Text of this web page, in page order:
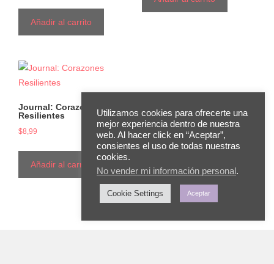
Añadir al carrito
Journal: Corazones
Resilientes
$8,99
Añadir al carrito
Utilizamos cookies para ofrecerte una
mejor experiencia dentro de nuestra
web. Al hacer click en “Aceptar”,
consientes el uso de todas nuestras
cookies.
No vender mi información personal .
Cookie Settings Aceptar